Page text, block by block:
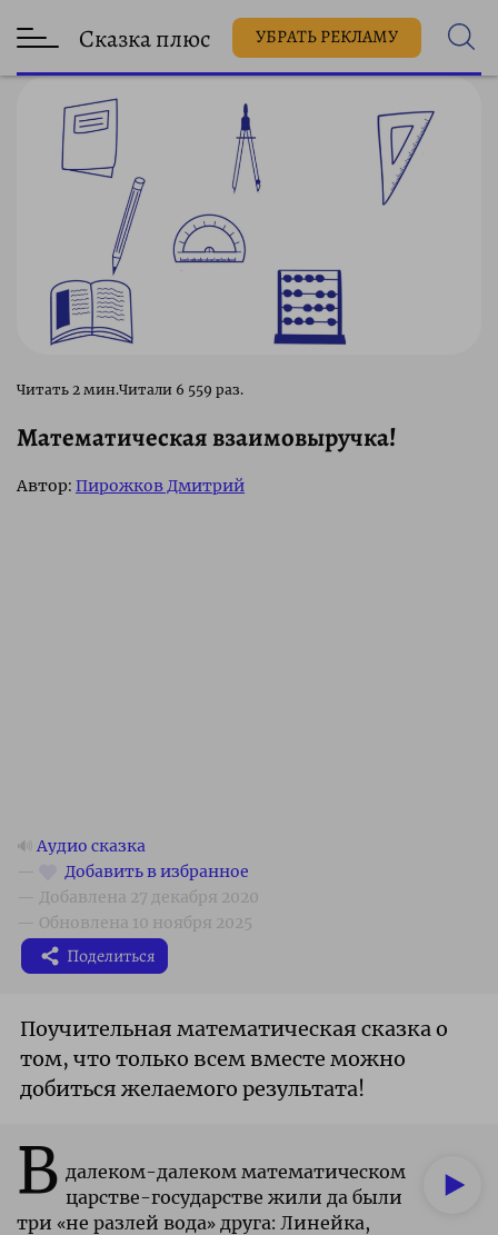
Сказка плюс УБРАТЬ РЕКЛАМУ
6 559 раз.
Математическая взаимовыручка!
Автор: Пирожков Дмитрий
🔊 Аудио сказка
Поделиться
Поучительная математическая сказка о
том, что только всем вместе можно
добиться желаемого результата!
В далеком-далеком математическом
царстве-государстве жили да были
три «не разлей вода» друга: Линейка,